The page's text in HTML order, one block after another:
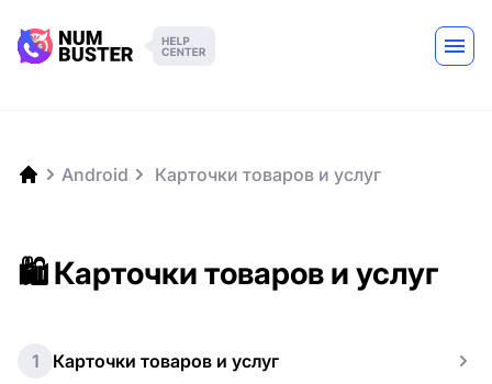
Android ️ Карточки товаров и услуг
🛍️ Карточки товаров и услуг
1 Карточки товаров и услуг